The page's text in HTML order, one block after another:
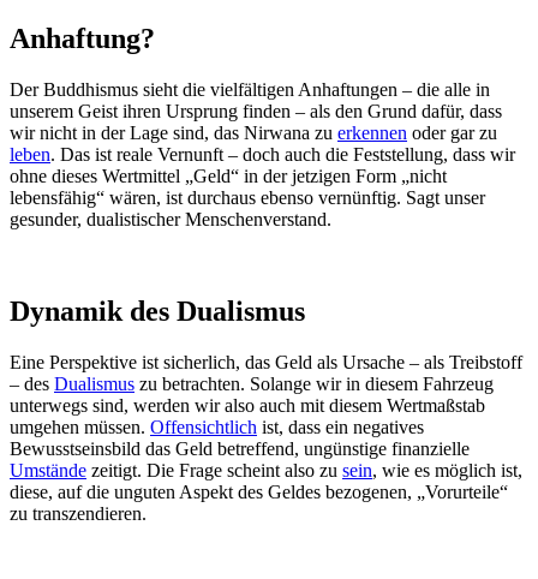
Anhaftung?
Der Buddhismus sieht die vielfältigen Anhaftungen – die alle in
unserem Geist ihren Ursprung finden – als den Grund dafür, dass
wir nicht in der Lage sind, das Nirwana zu erkennen oder gar zu
leben. Das ist reale Vernunft – doch auch die Feststellung, dass wir
ohne dieses Wertmittel „Geld“ in der jetzigen Form „nicht
lebensfähig“ wären, ist durchaus ebenso vernünftig. Sagt unser
gesunder, dualistischer Menschenverstand.
Dynamik des Dualismus
Eine Perspektive ist sicherlich, das Geld als Ursache – als Treibstoff
– des Dualismus zu betrachten. Solange wir in diesem Fahrzeug
unterwegs sind, werden wir also auch mit diesem Wertmaßstab
umgehen müssen. Offensichtlich ist, dass ein negatives
Bewusstseinsbild das Geld betreffend, ungünstige finanzielle
Umstände zeitigt. Die Frage scheint also zu sein, wie es möglich ist,
diese, auf die unguten Aspekt des Geldes bezogenen, „Vorurteile“
zu transzendieren.